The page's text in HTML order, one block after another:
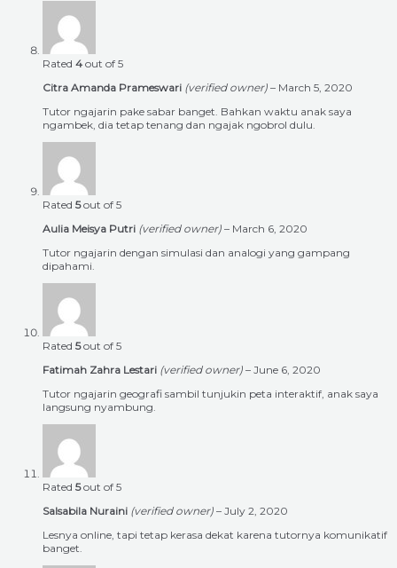
Rated 4 out of 5
Citra Amanda Prameswari (verified owner) – March 5, 2020
Tutor ngajarin pake sabar banget. Bahkan waktu anak saya
ngambek, dia tetap tenang dan ngajak ngobrol dulu.
Rated 5out of 5
Aulia Meisya Putri (verified owner) – March 6, 2020
Tutor ngajarin dengan simulasi dan analogi yang gampang
dipahami.
Rated 5out of 5
Fatimah Zahra Lestari (verified owner) – June 6, 2020
Tutor ngajarin geografi sambil tunjukin peta interaktif, anak saya
langsung nyambung.
Rated 5out of 5
Salsabila Nuraini (verified owner) – July 2, 2020
Lesnya online, tapi tetap kerasa dekat karena tutornya komunikatif
banget.